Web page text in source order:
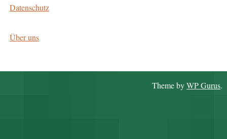
Datenschutz
Über uns
Theme byWP Gurus.